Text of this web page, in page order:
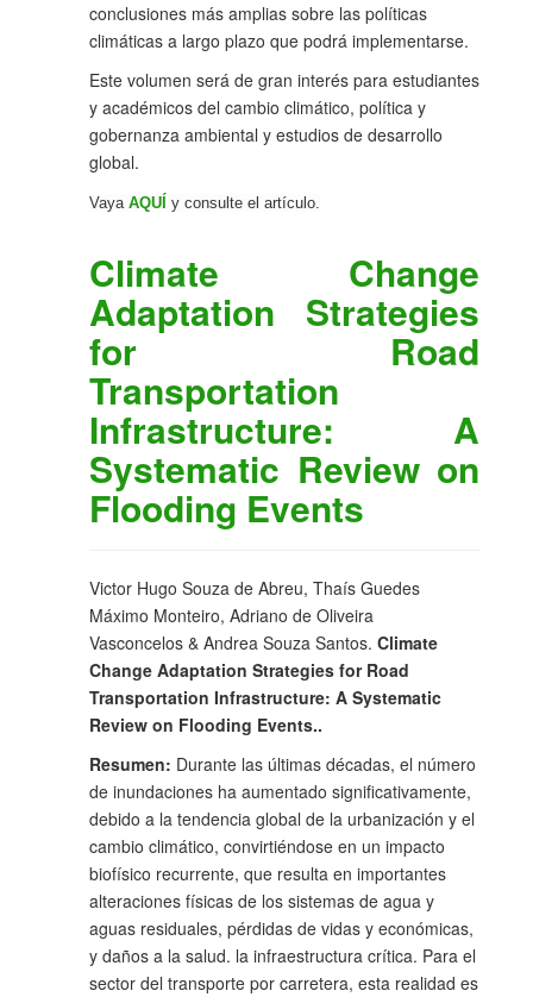
conclusiones más amplias sobre las políticas
climáticas a largo plazo que podrá implementarse.
Este volumen será de gran interés para estudiantes
y académicos del cambio climático, política y
gobernanza ambiental y estudios de desarrollo
global.
Vaya AQUÍ y consulte el artículo.
Climate Change
Adaptation Strategies
for Road
Transportation
Infrastructure: A
Systematic Review on
Flooding Events
Victor Hugo Souza de Abreu, Thaís Guedes
Máximo Monteiro, Adriano de Oliveira
Vasconcelos & Andrea Souza Santos. Climate
Change Adaptation Strategies for Road
Transportation Infrastructure: A Systematic
Review on Flooding Events..
Resumen: Durante las últimas décadas, el número
de inundaciones ha aumentado significativamente,
debido a la tendencia global de la urbanización y el
cambio climático, convirtiéndose en un impacto
biofísico recurrente, que resulta en importantes
alteraciones físicas de los sistemas de agua y
aguas residuales, pérdidas de vidas y económicas,
y daños a la salud. la infraestructura crítica. Para el
sector del transporte por carretera, esta realidad es